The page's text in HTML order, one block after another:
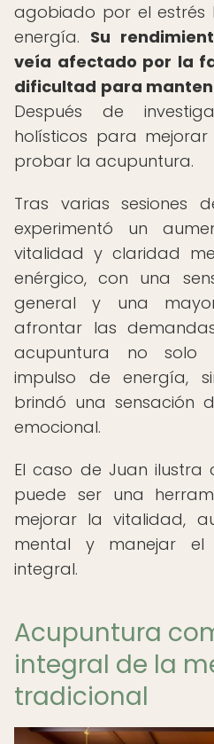
agobiado por el
energía. Su
veía afectado por la
dificultad para
Después de
holísticos para
probar la acupuntura.
Tras varias sesiones
experimentó un
vitalidad y claridad
enérgico, con una
general y una
afrontar las
acupuntura no solo
impulso de energía,
brindó una sensación
emocional.
El caso de Juan
puede ser una
mejorar la vitalidad,
mental y manejar el
integral.
Acupuntura
integral de la
tradicional